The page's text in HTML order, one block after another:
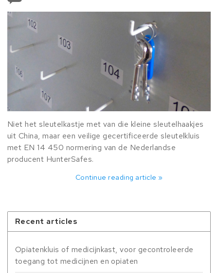
Niet het sleutelkastje met van die kleine sleutelhaakjes
uit China, maar een veilige gecertificeerde sleutelkluis
met EN 14 450 normering van de Nederlandse
producent HunterSafes.
Continue reading article »
Recent articles
Opiatenkluis of medicijnkast, voor gecontroleerde
toegang tot medicijnen en opiaten